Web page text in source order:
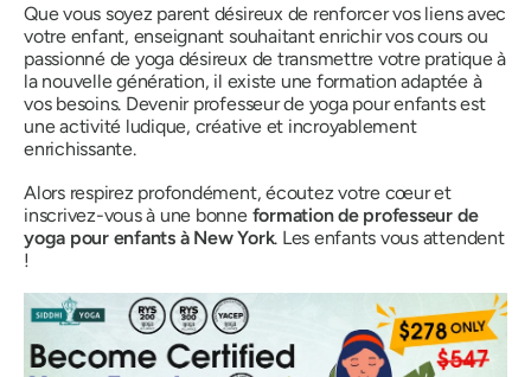
Que vous soyez parent désireux de renforcer vos liens avec
votre enfant, enseignant souhaitant enrichir vos cours ou
passionné de yoga désireux de transmettre votre pratique à
la nouvelle génération, il existe une formation adaptée à
vos besoins. Devenir professeur de yoga pour enfants est
une activité ludique, créative et incroyablement
enrichissante.
Alors respirez profondément, écoutez votre cœur et
inscrivez-vous à une bonne formation de professeur de
yoga pour enfants à New York. Les enfants vous attendent
!